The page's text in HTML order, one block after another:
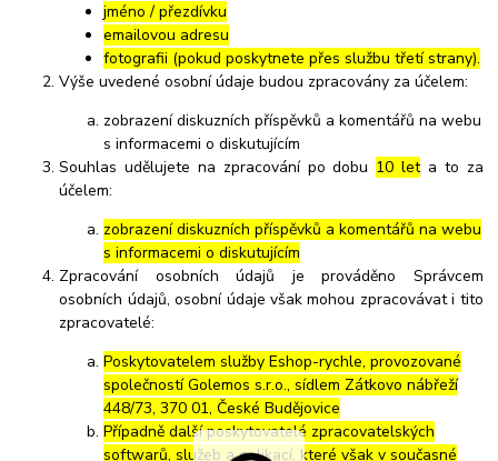
jméno / přezdívku
emailovou adresu
fotografii (pokud poskytnete přes službu třetí strany).
Výše uvedené osobní údaje budou zpracovány za účelem:
zobrazení diskuzních příspěvků a komentářů na webu
s informacemi o diskutujícím
Souhlas udělujete na zpracování po dobu 10 leta to za
účelem:
zobrazení diskuzních příspěvků a komentářů na webu
s informacemi o diskutujícím
Zpracování osobních údajů je prováděno Správcem
osobních údajů, osobní údaje však mohou zpracovávat i tito
zpracovatelé:
Poskytovatelem služby Eshop-rychle, provozované
společností Golemos s.r.o., sídlem Zátkovo nábřeží
448/73, 370 01, České Budějovice
Případně další poskytovatelé zpracovatelských
softwarů, služeb a aplikací, které však v současné